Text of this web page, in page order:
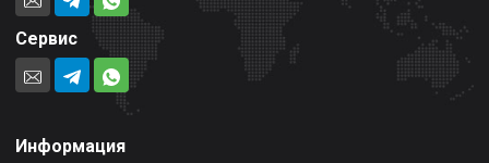
Сервис
Информация